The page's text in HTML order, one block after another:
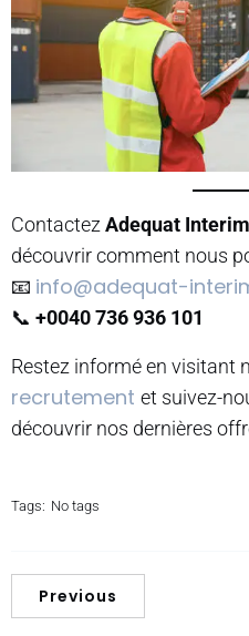
Contactez Adequat Interim
découvrir comment nous
📧 info@adequat-
📞 +0040 736 936 101
Restez informé en visitant
recrutement et suivez-
découvrir nos dernières
Tags: No tags
Previous